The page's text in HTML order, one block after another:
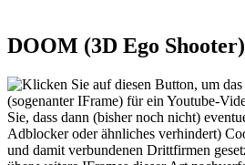
DOOM (3D Ego Shooter)